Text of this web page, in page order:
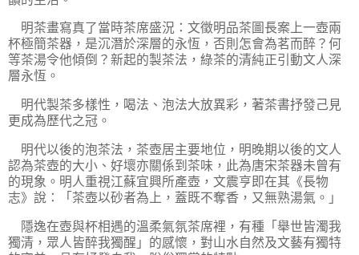
明茶畫寫真了當時茶席盛況：文徵明品茶圖長案上一壺兩
杯極簡茶器，是沉潛於深層的永恆，否則怎會為茗而醉？何
等茶湯令他傾倒？新起的製茶法，綠茶的清純正引動文人深
層永恆。
明代製茶多樣性，喝法、泡法大放異彩，著茶書抒發己見
更成為歷代之冠。
明代以後的泡茶法，茶壺居主要地位，明晚期以後的文人
認為茶壺的大小、好壞亦關係到茶味，此為唐宋茶器未曾有
的現象。明人重視江蘇宜興所產壺，文震亨即在其《長物
志》說：「茶壺以砂者為上，蓋既不奪香，又無熟湯氣。」
隱逸在壺與杯相遇的溫柔氣氛茶席裡，有種「舉世皆濁我
獨清，眾人皆醉我獨醒」的感懷，對山水自然及文藝有獨特